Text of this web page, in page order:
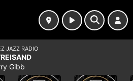
JAZZ RADIO
Gibb